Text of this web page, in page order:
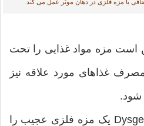
یا مزه فلزی در دهان موثر عمل می کند
است مزه مواد غذایی را تحت
غذاهای مورد علاقه نیز
شود.
افراد مبتلا به بیماری Dysgeusia یک مزه فلزی عجیب را